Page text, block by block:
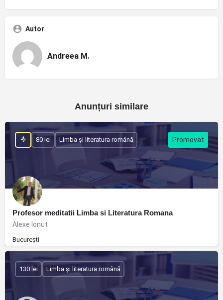
Autor
Andreea M.
Anunțuri similare
Profesor meditatii Limba si Literatura Romana
Alexe Ionut
București
80 lei Limba și literatura română
130 lei Limba și literatura română